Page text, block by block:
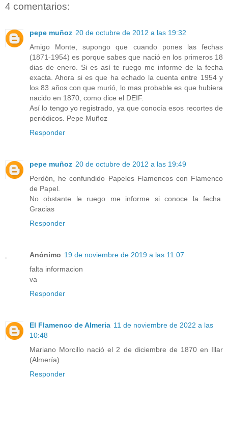
4 comentarios:
pepe muñoz 20 de octubre de 2012 a las 19:32
Amigo Monte, supongo que cuando pones las fechas
(1871-1954) es porque sabes que nació en los primeros 18
dias de enero. Si es así te ruego me informe de la fecha
exacta. Ahora si es que ha echado la cuenta entre 1954 y
los 83 años con que murió, lo mas probable es que hubiera
nacido en 1870, como dice el DEIF.
Así lo tengo yo registrado, ya que conocía esos recortes de
periódicos. Pepe Muñoz
Responder
pepe muñoz 20 de octubre de 2012 a las 19:49
Perdón, he confundido Papeles Flamencos con Flamenco
de Papel.
No obstante le ruego me informe si conoce la fecha.
Gracias
Responder
Anónimo 19 de noviembre de 2019 a las 11:07
falta informacion
va
Responder
El Flamenco de Almeria 11 de noviembre de 2022 a las
10:48
Mariano Morcillo nació el 2 de diciembre de 1870 en Illar
(Almería)
Responder